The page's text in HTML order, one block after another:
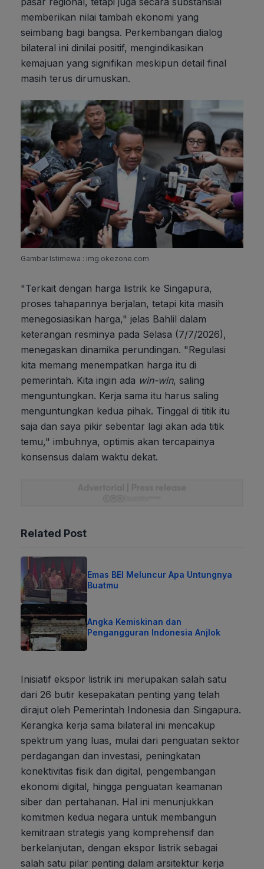
memberikan nilai tambah ekonomi yang
seimbang bagi bangsa. Perkembangan dialog
bilateral ini dinilai positif, mengindikasikan
kemajuan yang signifikan meskipun detail final
masih terus dirumuskan.
Gambar Istimewa : img.okezone.com
"Terkait dengan harga listrik ke Singapura,
proses tahapannya berjalan, tetapi kita masih
menegosiasikan harga," jelas Bahlil dalam
keterangan resminya pada Selasa (7/7/2026),
menegaskan dinamika perundingan. "Regulasi
kita memang menempatkan harga itu di
pemerintah. Kita ingin ada win-win, saling
menguntungkan. Kerja sama itu harus saling
menguntungkan kedua pihak. Tinggal di titik itu
saja dan saya pikir sebentar lagi akan ada titik
temu," imbuhnya, optimis akan tercapainya
konsensus dalam waktu dekat.
Related Post
Emas BEI Meluncur Apa Untungnya
Buatmu
Angka Kemiskinan dan
Pengangguran Indonesia Anjlok
Inisiatif ekspor listrik ini merupakan salah satu
dari 26 butir kesepakatan penting yang telah
dirajut oleh Pemerintah Indonesia dan Singapura.
Kerangka kerja sama bilateral ini mencakup
spektrum yang luas, mulai dari penguatan sektor
perdagangan dan investasi, peningkatan
konektivitas fisik dan digital, pengembangan
ekonomi digital, hingga penguatan keamanan
siber dan pertahanan. Hal ini menunjukkan
komitmen kedua negara untuk membangun
kemitraan strategis yang komprehensif dan
berkelanjutan, dengan ekspor listrik sebagai
salah satu pilar penting dalam arsitektur kerja